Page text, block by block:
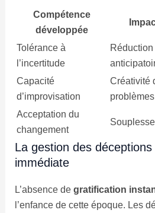
Compétence
développée
Tolérance à
l’incertitude
Réduction
Capacité
d’improvisation
Créativité
problèmes
Acceptation du
changement
La gestion des
immédiate
L’absence de gratification
l’enfance de cette époque. Les